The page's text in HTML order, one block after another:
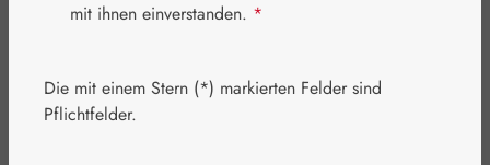
Regulärer Preis:
23,20 €
Inhalt:0.015 Kilogramm
mit ihnen einverstanden. *
Die mit einem Stern (*) markierten Felder sind
Pflichtfelder.